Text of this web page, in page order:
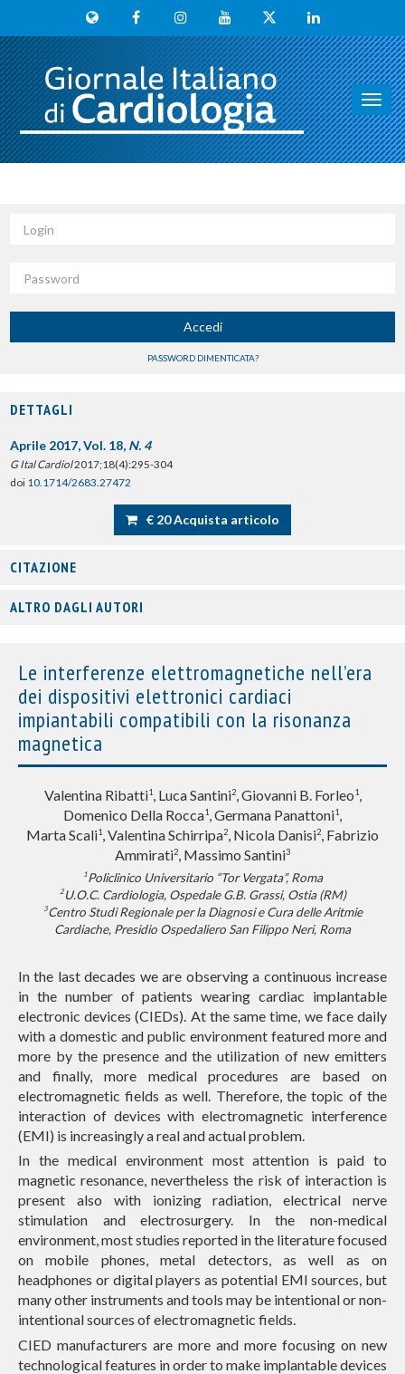
Accedi
PASSWORD DIMENTICATA?
DETTAGLI
Aprile 2017, Vol. 18, N. 4
G Ital Cardiol2017;18(4):295-304
doi 10.1714/2683.27472
€ 20 Acquista articolo
CITAZIONE
ALTRO DAGLI AUTORI
Le interferenze elettromagnetiche nell’era
dei dispositivi elettronici cardiaci
impiantabili compatibili con la risonanza
magnetica
Valentina Ribatti1, Luca Santini2, Giovanni B. Forleo1,
Domenico Della Rocca1, Germana Panattoni1,
Marta Scali1, Valentina Schirripa2, Nicola Danisi2, Fabrizio
Ammirati2, Massimo Santini3
1Policlinico Universitario “Tor Vergata”, Roma
2U.O.C. Cardiologia, Ospedale G.B. Grassi, Ostia (RM)
3Centro Studi Regionale per la Diagnosi e Cura delle Aritmie
Cardiache, Presidio Ospedaliero San Filippo Neri, Roma
In the last decades we are observing a continuous increase
in the number of patients wearing cardiac implantable
electronic devices (CIEDs). At the same time, we face daily
with a domestic and public environment featured more and
more by the presence and the utilization of new emitters
and finally, more medical procedures are based on
electromagnetic fields as well. Therefore, the topic of the
interaction of devices with electromagnetic interference
(EMI) is increasingly a real and actual problem.
In the medical environment most attention is paid to
magnetic resonance, nevertheless the risk of interaction is
present also with ionizing radiation, electrical nerve
stimulation and electrosurgery. In the non-medical
environment, most studies reported in the literature focused
on mobile phones, metal detectors, as well as on
headphones or digital players as potential EMI sources, but
many other instruments and tools may be intentional or non-
intentional sources of electromagnetic fields.
CIED manufacturers are more and more focusing on new
technological features in order to make implantable devices